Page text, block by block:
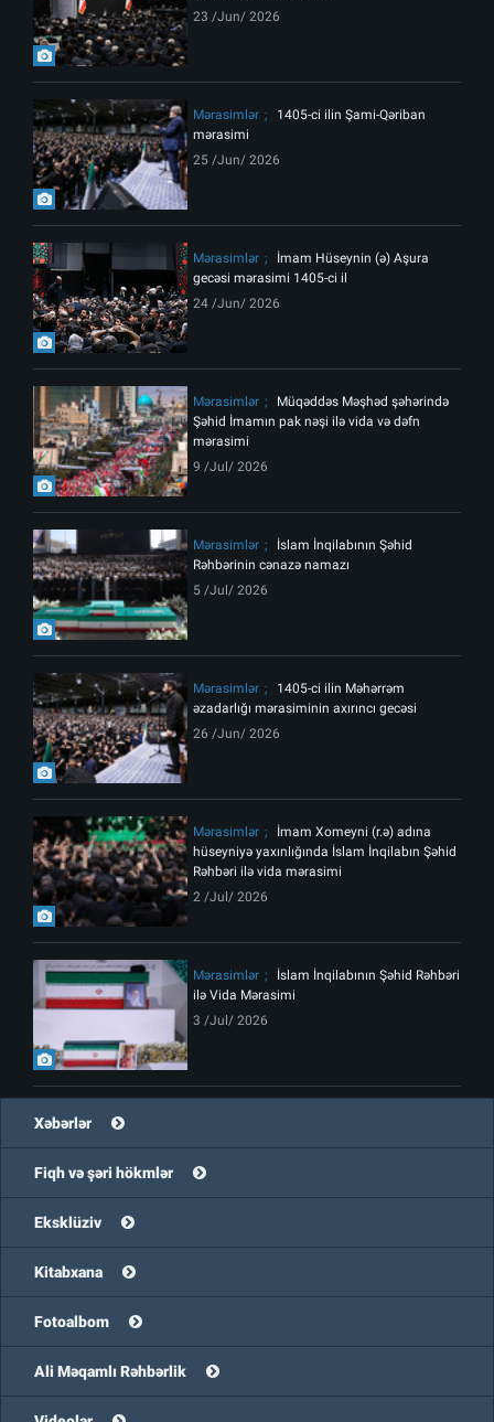
23 /Jun/ 2026
Mərasimlər
1405-ci ilin Şami-Qəriban
mərasimi
25 /Jun/ 2026
Mərasimlər
İmam Hüseynin (ə) Aşura
gecəsi mərasimi 1405-ci il
24 /Jun/ 2026
Mərasimlər
Müqəddəs Məşhəd şəhərində
Şəhid İmamın pak nəşi ilə vida və dəfn
mərasimi
9 /Jul/ 2026
Mərasimlər
İslam İnqilabının Şəhid
Rəhbərinin cənazə namazı
5 /Jul/ 2026
Mərasimlər
1405-ci ilin Məhərrəm
əzadarlığı mərasiminin axırıncı gecəsi
26 /Jun/ 2026
Mərasimlər
İmam Xomeyni (r.ə) adına
hüseyniyə yaxınlığında İslam İnqilabın Şəhid
Rəhbəri ilə vida mərasimi
2 /Jul/ 2026
Mərasimlər
İslam İnqilabının Şəhid Rəhbəri
ilə Vida Mərasimi
3 /Jul/ 2026
Xəbərlər
Fiqh və şəri hökmlər
Eksklüziv
Kitabxana
Fotoalbom
Ali Məqamlı Rəhbərlik